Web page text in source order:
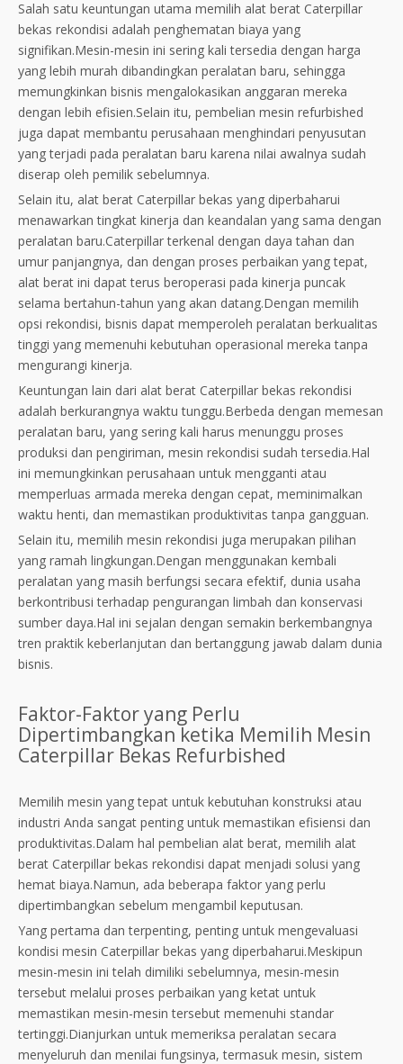
Salah satu keuntungan utama memilih alat berat Caterpillar
bekas rekondisi adalah penghematan biaya yang
signifikan.Mesin-mesin ini sering kali tersedia dengan harga
yang lebih murah dibandingkan peralatan baru, sehingga
memungkinkan bisnis mengalokasikan anggaran mereka
dengan lebih efisien.Selain itu, pembelian mesin refurbished
juga dapat membantu perusahaan menghindari penyusutan
yang terjadi pada peralatan baru karena nilai awalnya sudah
diserap oleh pemilik sebelumnya.
Selain itu, alat berat Caterpillar bekas yang diperbaharui
menawarkan tingkat kinerja dan keandalan yang sama dengan
peralatan baru.Caterpillar terkenal dengan daya tahan dan
umur panjangnya, dan dengan proses perbaikan yang tepat,
alat berat ini dapat terus beroperasi pada kinerja puncak
selama bertahun-tahun yang akan datang.Dengan memilih
opsi rekondisi, bisnis dapat memperoleh peralatan berkualitas
tinggi yang memenuhi kebutuhan operasional mereka tanpa
mengurangi kinerja.
Keuntungan lain dari alat berat Caterpillar bekas rekondisi
adalah berkurangnya waktu tunggu.Berbeda dengan memesan
peralatan baru, yang sering kali harus menunggu proses
produksi dan pengiriman, mesin rekondisi sudah tersedia.Hal
ini memungkinkan perusahaan untuk mengganti atau
memperluas armada mereka dengan cepat, meminimalkan
waktu henti, dan memastikan produktivitas tanpa gangguan.
Selain itu, memilih mesin rekondisi juga merupakan pilihan
yang ramah lingkungan.Dengan menggunakan kembali
peralatan yang masih berfungsi secara efektif, dunia usaha
berkontribusi terhadap pengurangan limbah dan konservasi
sumber daya.Hal ini sejalan dengan semakin berkembangnya
tren praktik keberlanjutan dan bertanggung jawab dalam dunia
bisnis.
Faktor-Faktor yang Perlu
Dipertimbangkan ketika Memilih Mesin
Caterpillar Bekas Refurbished
Memilih mesin yang tepat untuk kebutuhan konstruksi atau
industri Anda sangat penting untuk memastikan efisiensi dan
produktivitas.Dalam hal pembelian alat berat, memilih alat
berat Caterpillar bekas rekondisi dapat menjadi solusi yang
hemat biaya.Namun, ada beberapa faktor yang perlu
dipertimbangkan sebelum mengambil keputusan.
Yang pertama dan terpenting, penting untuk mengevaluasi
kondisi mesin Caterpillar bekas yang diperbaharui.Meskipun
mesin-mesin ini telah dimiliki sebelumnya, mesin-mesin
tersebut melalui proses perbaikan yang ketat untuk
memastikan mesin-mesin tersebut memenuhi standar
tertinggi.Dianjurkan untuk memeriksa peralatan secara
menyeluruh dan menilai fungsinya, termasuk mesin, sistem